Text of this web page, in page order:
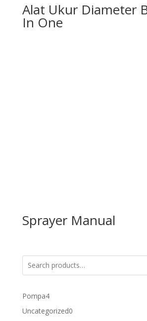
Alat Ukur Diameter
In One
Sprayer Manual
Pompa44
products
Uncategorized00